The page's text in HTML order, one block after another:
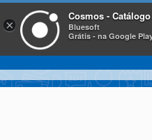
×
Cosmos -
Bluesoft
Grátis - na Google